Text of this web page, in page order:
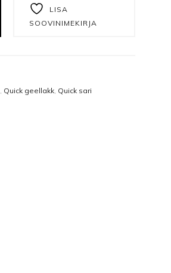
Puuriotsikud
LISA
SOOVINIMEKIRJA
Quick geellakk Quick sari